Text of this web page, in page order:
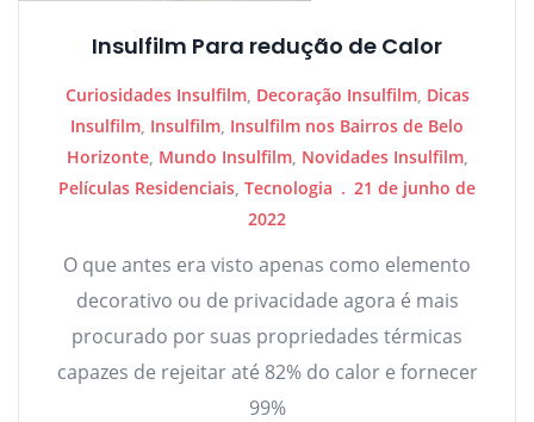
Insulfilm Para redução de Calor
Curiosidades Insulfilm, Decoração Insulfilm, Dicas
Insulfilm, Insulfilm, Insulfilm nos Bairros de Belo
Horizonte, Mundo Insulfilm, Novidades Insulfilm,
Películas Residenciais, Tecnologia
21 de junho de
2022
O que antes era visto apenas como elemento
decorativo ou de privacidade agora é mais
procurado por suas propriedades térmicas
capazes de rejeitar até 82% do calor e fornecer
99%